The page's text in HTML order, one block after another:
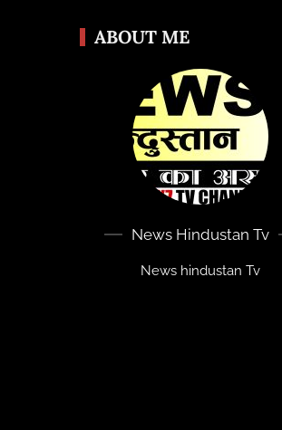
ABOUT ME
News Hindustan Tv
News hindustan Tv